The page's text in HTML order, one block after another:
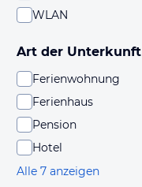
WLAN
Art der Unterkunft
Ferienwohnung
Ferienhaus
Pension
Hotel
Alle 7 anzeigen